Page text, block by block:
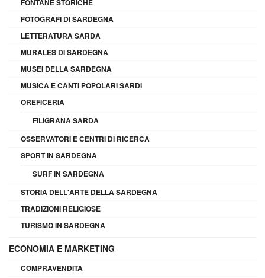
FONTANE STORICHE
FOTOGRAFI DI SARDEGNA
LETTERATURA SARDA
MURALES DI SARDEGNA
MUSEI DELLA SARDEGNA
MUSICA E CANTI POPOLARI SARDI
OREFICERIA
FILIGRANA SARDA
OSSERVATORI E CENTRI DI RICERCA
SPORT IN SARDEGNA
SURF IN SARDEGNA
STORIA DELL'ARTE DELLA SARDEGNA
TRADIZIONI RELIGIOSE
TURISMO IN SARDEGNA
ECONOMIA E MARKETING
COMPRAVENDITA